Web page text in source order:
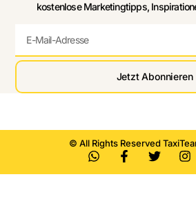
kostenlose Marketingtipps,
Jetzt Abonnieren
© All Rights Reserved